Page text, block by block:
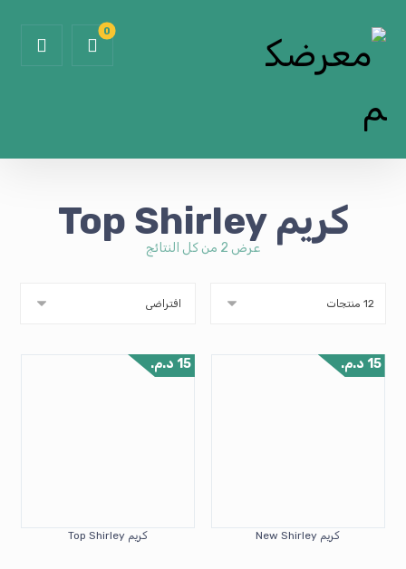
كريم Top Shirley
عرض ⁦2⁩ من كل النتائج
كريم New Shirley
15 د.م.
كريم Top Shirley
15 د.م.